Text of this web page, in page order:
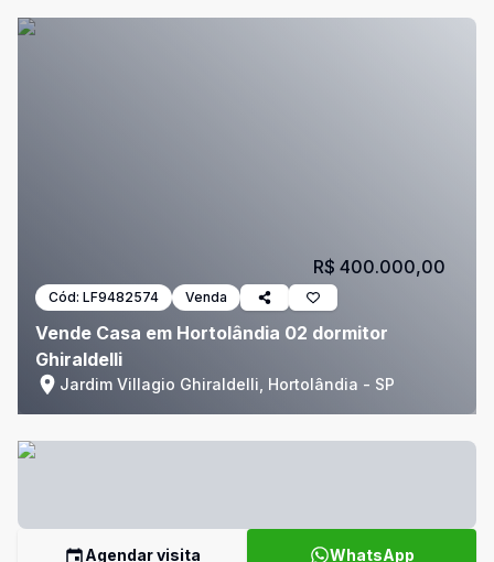
Cód: LF9482574 Venda
Vende Casa em Hortolândia 02 dormitor
Ghiraldelli
Jardim Villagio Ghiraldelli, Hortolândia - SP
R$ 400.000,00
Agendar visita WhatsApp